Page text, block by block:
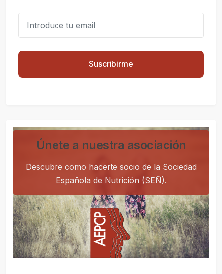
Suscribirme
Únete a nuestra asociación
Descubre como hacerte socio de la Sociedad
Española de Nutrición (SEÑ).